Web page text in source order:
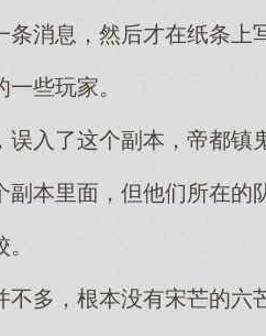
消息，然后才在纸条上
些玩家。
入了这个副本，帝都镇
本里面，但他们所在的
多，根本没有宋芒的六